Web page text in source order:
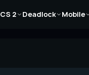
CS 2
СтатьиDeadlock
Статьи
Mobile
Статьи